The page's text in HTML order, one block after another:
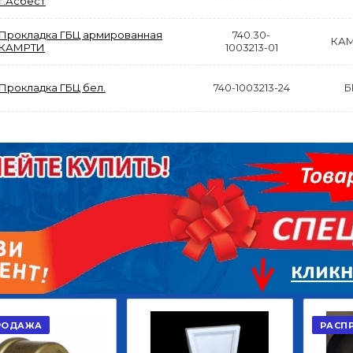
ДИСК СЦЕПЛЕНИЯ
ВЕДОМЫЙ КЛАССИК
2 422,40
В КОРЗИНУ
КРУГ ПОВОРОТНЫЙ
10*12ОТВ., Д.102*86
Г.КАЗАНЬ
29 668,20 Р
В КОРЗИНУ
Прокладка ГБЦ армированная
КАМРТИ
740.30-
1003213-01
Прокладка ГБЦ бел. 740-1003213-24